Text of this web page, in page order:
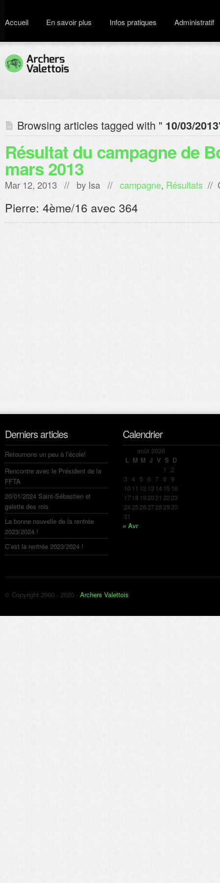
Accueil En savoir plus Infos pratiques Administratif
Browsing articles tagged with " 10/03/2013
Résultat du campagne de
mars 2013
Mar 12, 2013 // by Isa // campagne, Résultats //
Pierre: 4ème/16 avec 364
Derniers articles
Retournons un peu à l’école!
Rencontre avec le Président de la
FFTA
20/01/2024 Saint-Sébastien et
galette des rois
La bonne nouvelle de la rentrée
2023/2024 !
C’est la rentrée 2023/2024 !
Calendrier
août 2026
L M M J V S D
1 2
3 4 5 6 7 8 9
10 11 12 13 14 15 16
17 18 192021 2223
24252627282930
31
« Avr
© Copyright 2000 - 2020 - Archers Valettois